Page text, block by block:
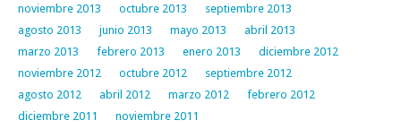
noviembre 2013
octubre 2013
septiembre 2013
agosto 2013
junio 2013 mayo 2013
abril 2013
marzo 2013
febrero 2013 enero 2013
diciembre 2012
noviembre 2012
octubre 2012
septiembre 2012
agosto 2012
abril 2012 marzo 2012
febrero 2012
diciembre 2011
noviembre 2011